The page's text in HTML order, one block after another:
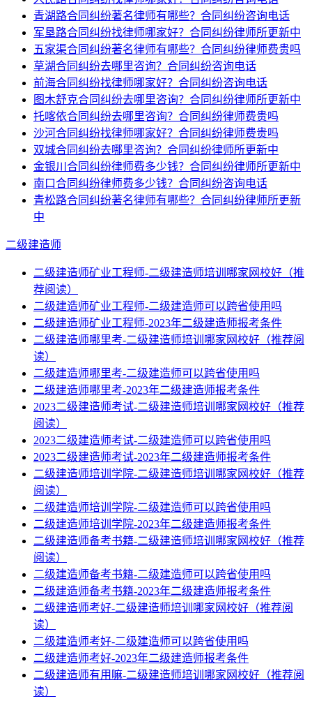
青湖路合同纠纷著名律师有哪些？合同纠纷咨询电话
军垦路合同纠纷找律师哪家好？合同纠纷律师所更新中
五家渠合同纠纷著名律师有哪些？合同纠纷律师费贵吗
草湖合同纠纷去哪里咨询？合同纠纷咨询电话
前海合同纠纷找律师哪家好？合同纠纷咨询电话
图木舒克合同纠纷去哪里咨询？合同纠纷律师所更新中
托喀依合同纠纷去哪里咨询？合同纠纷律师费贵吗
沙河合同纠纷找律师哪家好？合同纠纷律师费贵吗
双城合同纠纷去哪里咨询？合同纠纷律师所更新中
金银川合同纠纷律师费多少钱？合同纠纷律师所更新中
南口合同纠纷律师费多少钱？合同纠纷咨询电话
青松路合同纠纷著名律师有哪些？合同纠纷律师所更新
中
二级建造师
二级建造师矿业工程师-二级建造师培训哪家网校好（推
荐阅读）
二级建造师矿业工程师-二级建造师可以跨省使用吗
二级建造师矿业工程师-2023年二级建造师报考条件
二级建造师哪里考-二级建造师培训哪家网校好（推荐阅
读）
二级建造师哪里考-二级建造师可以跨省使用吗
二级建造师哪里考-2023年二级建造师报考条件
2023二级建造师考试-二级建造师培训哪家网校好（推荐
阅读）
2023二级建造师考试-二级建造师可以跨省使用吗
2023二级建造师考试-2023年二级建造师报考条件
二级建造师培训学院-二级建造师培训哪家网校好（推荐
阅读）
二级建造师培训学院-二级建造师可以跨省使用吗
二级建造师培训学院-2023年二级建造师报考条件
二级建造师备考书籍-二级建造师培训哪家网校好（推荐
阅读）
二级建造师备考书籍-二级建造师可以跨省使用吗
二级建造师备考书籍-2023年二级建造师报考条件
二级建造师考好-二级建造师培训哪家网校好（推荐阅
读）
二级建造师考好-二级建造师可以跨省使用吗
二级建造师考好-2023年二级建造师报考条件
二级建造师有用嘛-二级建造师培训哪家网校好（推荐阅
读）